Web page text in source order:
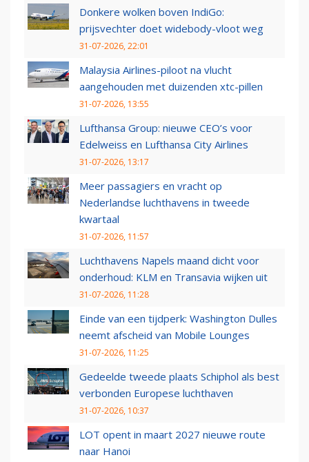
Donkere wolken boven IndiGo:
prijsvechter doet widebody-vloot weg
31-07-2026, 22:01
Malaysia Airlines-piloot na vlucht
aangehouden met duizenden xtc-pillen
31-07-2026, 13:55
Lufthansa Group: nieuwe CEO’s voor
Edelweiss en Lufthansa City Airlines
31-07-2026, 13:17
Meer passagiers en vracht op
Nederlandse luchthavens in tweede
kwartaal
31-07-2026, 11:57
Luchthavens Napels maand dicht voor
onderhoud: KLM en Transavia wijken uit
31-07-2026, 11:28
Einde van een tijdperk: Washington Dulles
neemt afscheid van Mobile Lounges
31-07-2026, 11:25
Gedeelde tweede plaats Schiphol als best
verbonden Europese luchthaven
31-07-2026, 10:37
LOT opent in maart 2027 nieuwe route
naar Hanoi